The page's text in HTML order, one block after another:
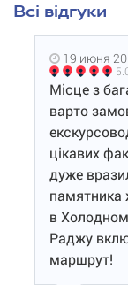
Всі відгуки
19 июня
Місце з
варто
цікавих
дуже
памятника
в
Раджу
маршрут!